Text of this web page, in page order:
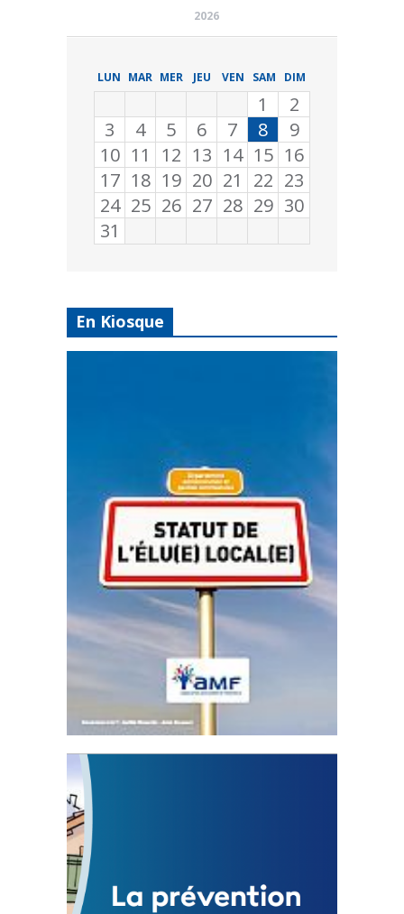
2026
LUN MAR MER JEU VEN SAM DIM
1
2
3
4 5 6 7 8
9
10 11 12 13 14 15 16
17 18 19 20 21 22 23
24 25 26 27 28 29 30
31
En Kiosque
Statut de l’élu local
3 avril 2024
Mise à jour avril 2024
FEUILLETER